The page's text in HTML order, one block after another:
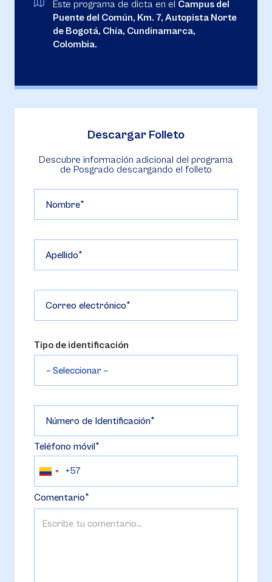
Este programa de dicta en el Campus del
Puente del Común, Km. 7, Autopista Norte
de Bogotá, Chía, Cundinamarca,
Colombia.
Descargar Folleto
Descubre información adicional del programa
de Posgrado descargando el folleto
Nombre
Apellido
Correo electrónico
Tipo de identificación
Número de Identificación
Teléfono móvil
Comentario